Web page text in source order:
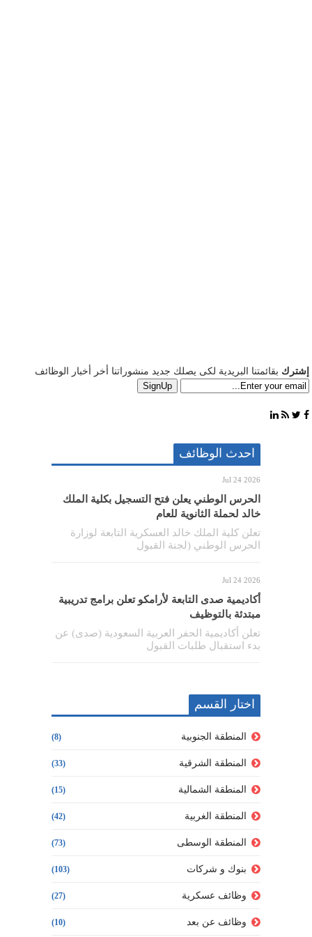
إشترك بقائمتنا البريدية لكى يصلك جديد منشوراتنا أخر أخبار الوظائف
احدث الوظائف
Jul 24 2026
الحرس الوطني يعلن فتح التسجيل بكلية الملك
خالد لحملة الثانوية للعام
تعلن كلية الملك خالد العسكرية التابعة لوزارة
الحرس الوطني (لجنة القبول
Jul 24 2026
أكاديمية صدى التابعة لأرامكو تعلن برامج تدريبية
مبتدئة بالتوظيف
تعلن أكاديمية الحفر العربية السعودية (صدى) عن
بدء استقبال طلبات القبول
اختار القسم
المنطقة الجنوبية (8)
المنطقة الشرقية (33)
المنطقة الشمالية (15)
المنطقة الغربية (42)
المنطقة الوسطى (73)
بنوك و شركات (103)
وظائف عسكرية (27)
وظائف عن بعد (10)